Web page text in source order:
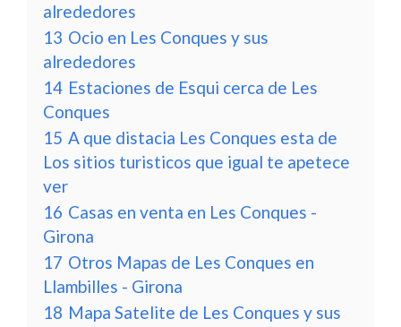
alrededores
13 Ocio en Les Conques y sus
alrededores
14 Estaciones de Esqui cerca de Les
Conques
15 A que distacia Les Conques esta de
Los sitios turisticos que igual te apetece
ver
16 Casas en venta en Les Conques -
Girona
17 Otros Mapas de Les Conques en
Llambilles - Girona
18 Mapa Satelite de Les Conques y sus